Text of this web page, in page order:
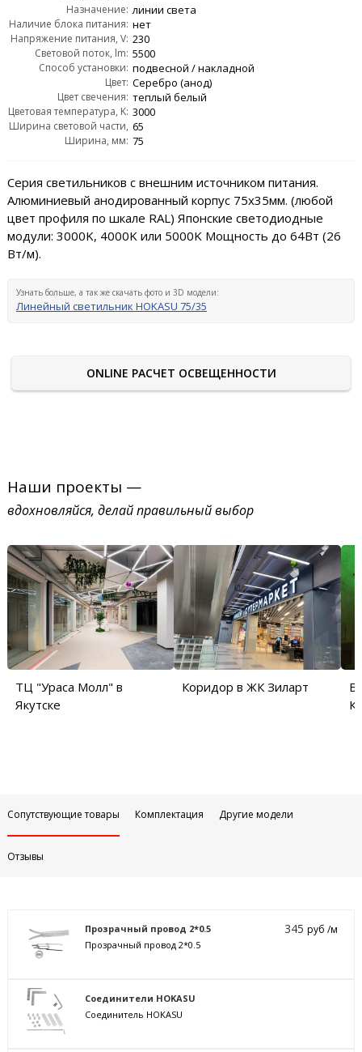
Назначение: линии света
Наличие блока питания: нет
Напряжение питания, V: 230
Световой поток, lm: 5500
Способ установки: подвесной / накладной
Цвет: Серебро (анод)
Цвет свечения: теплый белый
Цветовая температура, K: 3000
Ширина световой части,
мм:
65
Ширина, мм: 75
Серия светильников с внешним источником питания.
Алюминиевый анодированный корпус 75х35мм. (любой
цвет профиля по шкале RAL) Японские светодиодные
модули: 3000K, 4000K или 5000K Мощность до 64Вт (26
Вт/м).
Узнать больше, а так же скачать фото и 3D модели:
Линейный светильник HOKASU 75/35
ONLINE РАСЧЕТ ОСВЕЩЕННОСТИ
Наши проекты —
вдохновляйся, делай правильный выбор
ТЦ "Ураса Молл" в
Якутске
Коридор в ЖК Зиларт
Сопутствующие товары Комплектация Другие модели
Отзывы
Прозрачный провод 2*0.5
Прозрачный провод 2*0.5
345руб /м
Соединители HOKASU
Соединитель HOKASU